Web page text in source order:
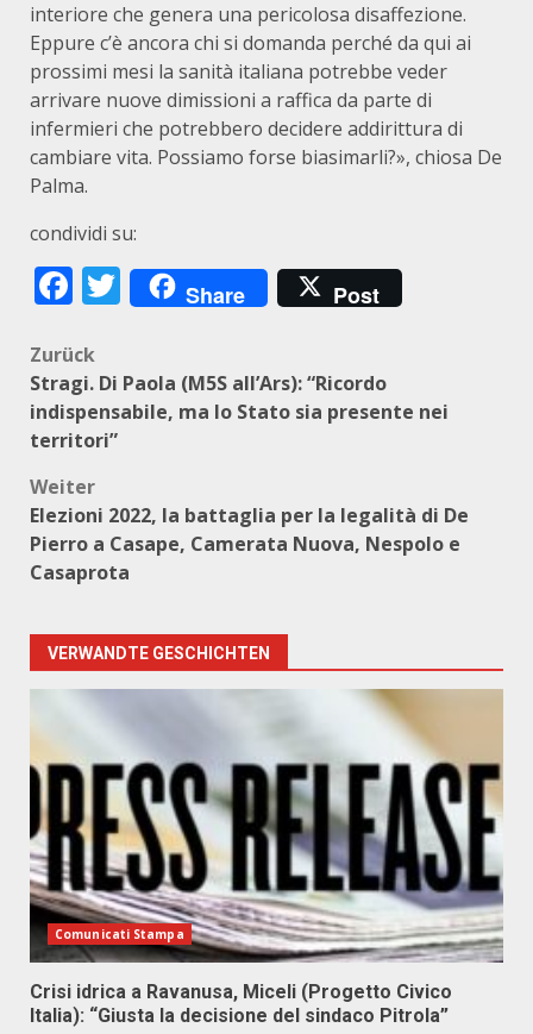
interiore che genera una pericolosa disaffezione.
Eppure c’è ancora chi si domanda perché da qui ai
prossimi mesi la sanità italiana potrebbe veder
arrivare nuove dimissioni a raffica da parte di
infermieri che potrebbero decidere addirittura di
cambiare vita. Possiamo forse biasimarli?», chiosa De
Palma.
condividi su:
Facebook
Twitter
Share Post
Beitragsnavigation
Zurück
Stragi. Di Paola (M5S all’Ars): “Ricordo
indispensabile, ma lo Stato sia presente nei
territori”
Weiter
Elezioni 2022, la battaglia per la legalità di De
Pierro a Casape, Camerata Nuova, Nespolo e
Casaprota
VERWANDTE GESCHICHTEN
Comunicati Stampa
Crisi idrica a Ravanusa, Miceli (Progetto Civico
Italia): “Giusta la decisione del sindaco Pitrola”